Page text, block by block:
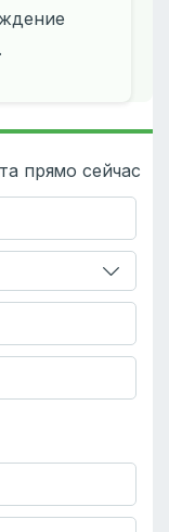
прямо сейчас